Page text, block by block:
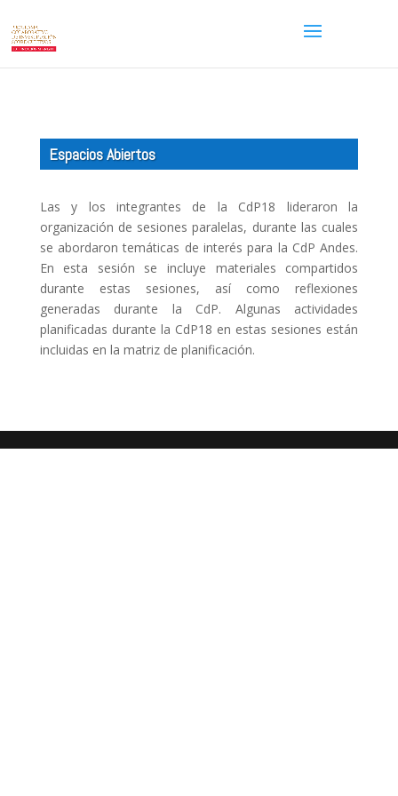
Espacios Abiertos
Las y los integrantes de la CdP18 lideraron la
organización de sesiones paralelas, durante las cuales
se abordaron temáticas de interés para la CdP Andes.
En esta sesión se incluye materiales compartidos
durante estas sesiones, así como reflexiones
generadas durante la CdP. Algunas actividades
planificadas durante la CdP18 en estas sesiones están
incluidas en la matriz de planificación.